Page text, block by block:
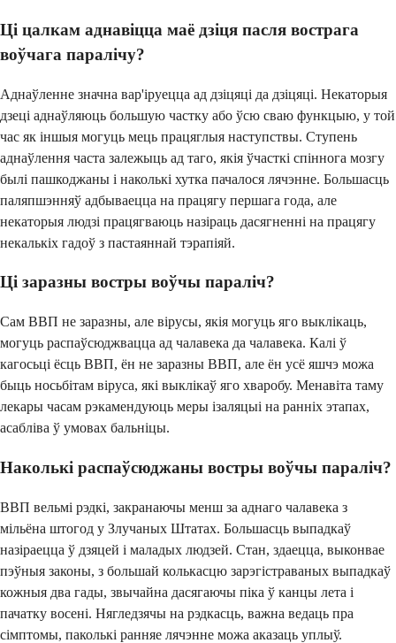
Ці цалкам аднавіцца маё дзіця пасля вострага
воўчага паралічу?
Аднаўленне значна вар'іруецца ад дзіцяці да дзіцяці. Некаторыя
дзеці аднаўляюць большую частку або ўсю сваю функцыю, у той
час як іншыя могуць мець працяглыя наступствы. Ступень
аднаўлення часта залежыць ад таго, якія ўчасткі спіннога мозгу
былі пашкоджаны і наколькі хутка пачалося лячэнне. Большасць
паляпшэнняў адбываецца на працягу першага года, але
некаторыя людзі працягваюць назіраць дасягненні на працягу
некалькіх гадоў з пастаяннай тэрапіяй.
Ці заразны востры воўчы параліч?
Сам ВВП не заразны, але вірусы, якія могуць яго выклікаць,
могуць распаўсюджвацца ад чалавека да чалавека. Калі ў
кагосьці ёсць ВВП, ён не заразны ВВП, але ён усё яшчэ можа
быць носьбітам віруса, які выклікаў яго хваробу. Менавіта таму
лекары часам рэкамендуюць меры ізаляцыі на ранніх этапах,
асабліва ў умовах бальніцы.
Наколькі распаўсюджаны востры воўчы параліч?
ВВП вельмі рэдкі, закранаючы менш за аднаго чалавека з
мільёна штогод у Злучаных Штатах. Большасць выпадкаў
назіраецца ў дзяцей і маладых людзей. Стан, здаецца, выконвае
пэўныя законы, з большай колькасцю зарэгістраваных выпадкаў
кожныя два гады, звычайна дасягаючы піка ў канцы лета і
пачатку восені. Нягледзячы на ​​рэдкасць, важна ведаць пра
сімптомы, паколькі ранняе лячэнне можа аказаць уплыў.